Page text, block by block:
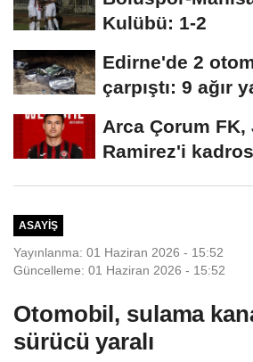
Kulübü: 1-2
Edirne'de 2
çarpıştı: 9 ağır
Arca Çorum FK,
Ramirez'i
ASAYIŞ
Yayınlanma: 01 Haziran 2026 - 15:52
Güncelleme: 01 Haziran 2026 - 15:52
Otomobil, sulama
sürücü yaralı